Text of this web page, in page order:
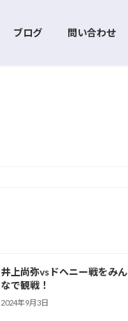
ブログ 問い合わせ
井上尚弥vsドヘニー戦をみん
なで観戦！
2024年9月3日